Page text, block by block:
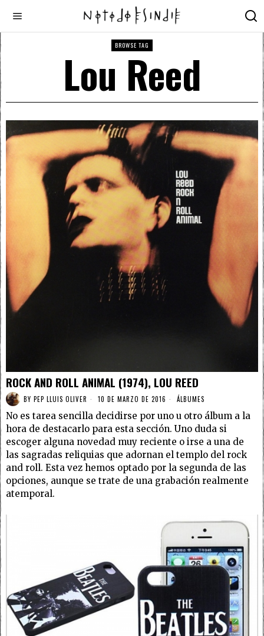
BROWSE TAG
Lou Reed
ROCK AND ROLL ANIMAL (1974), LOU REED
BY PEP LLUIS OLIVER 10 DE MARZO DE 2016 ÁLBUMES
No es tarea sencilla decidirse por uno u otro álbum a la
hora de destacarlo para esta sección. Uno duda si
escoger alguna novedad muy reciente o irse a una de
las sagradas reliquias que adornan el templo del rock
and roll. Esta vez hemos optado por la segunda de las
opciones, aunque se trate de una grabación realmente
atemporal.